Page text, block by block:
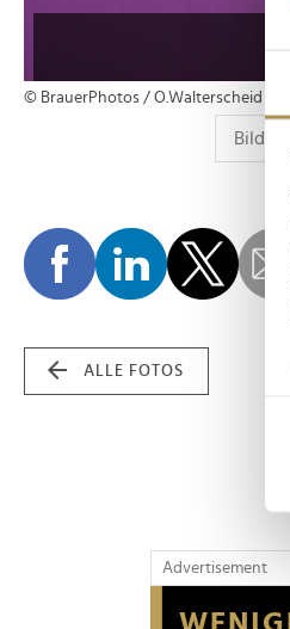
© BrauerPhotos / O.Walterscheid
ALLE FOTOS
Advertisement